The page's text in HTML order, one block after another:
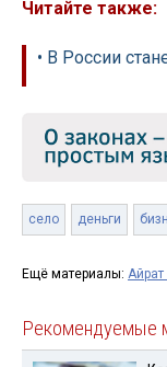
Читайте также:
• В России
село деньги
Ещё материалы:
Рекомендуемые